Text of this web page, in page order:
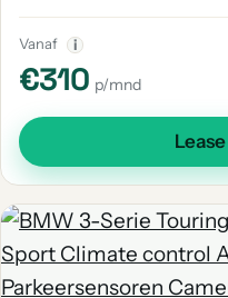
Vanaf i
€310 p/mnd